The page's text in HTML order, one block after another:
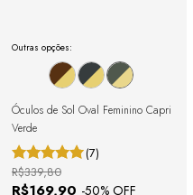
Outras opções:
Óculos de Sol Oval Feminino Capri
Verde
(7)
R$169,90 -50% OFF
R$339,80